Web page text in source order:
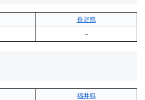
長野県
–
福井県